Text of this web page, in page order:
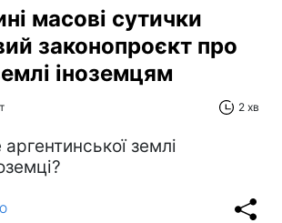
масові сутички
законопроєкт про
іноземцям
2 хв
землі